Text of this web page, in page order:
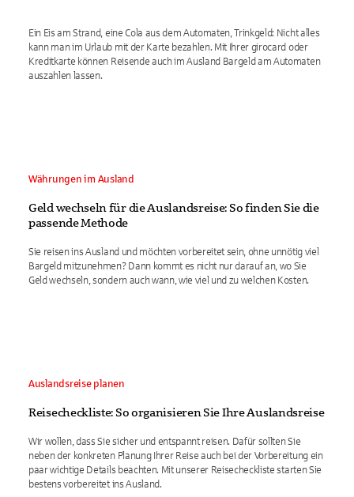
Ein Eis am Strand, eine Cola aus dem Automaten, Trinkgeld: Nicht alles
kann man im Urlaub mit der Karte bezahlen. Mit Ihrer girocard oder
Kreditkarte können Reisende auch im Ausland Bargeld am Automaten
auszahlen lassen.
Währungen im Ausland
Geld wechseln für die Auslandsreise: So finden Sie die
passende Methode
Sie reisen ins Ausland und möchten vorbereitet sein, ohne unnötig viel
Bargeld mitzunehmen? Dann kommt es nicht nur darauf an, wo Sie
Geld wechseln, sondern auch wann, wie viel und zu welchen Kosten.
Auslandsreise planen
Reisecheckliste: So organisieren Sie Ihre Auslandsreise
Wir wollen, dass Sie sicher und entspannt reisen. Dafür sollten Sie
neben der konkreten Planung Ihrer Reise auch bei der Vorbereitung ein
paar wichtige Details beachten. Mit unserer Reisecheckliste starten Sie
bestens vorbereitet ins Ausland.